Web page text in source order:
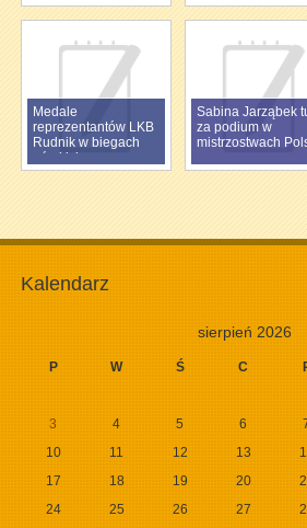
Medale
reprezentantów LKB
Rudnik w biegach
górskich
Sabina Jarząbek
za podium w
mistrzostwach
Kalendarz
sierpień 2026
P W Ś C
3
4 5 6
10
11 12 13
17
18 19 20
24
25 26 27